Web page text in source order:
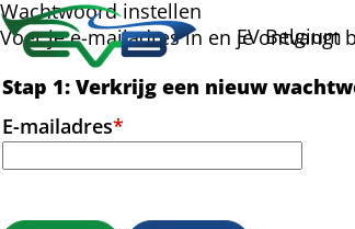
EV Belgium
Wachtwoord instellen
Voer je e-mailadres in en je ontvangt
Stap 1: Verkrijg een nieuw
E-mailadres*